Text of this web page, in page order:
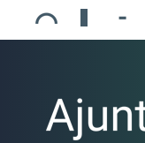
Ajuntament